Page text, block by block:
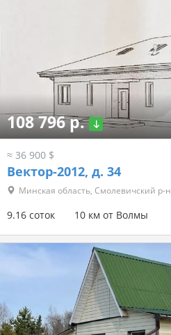
108 796 р.
≈ 36 900 $
Вектор-2012, д. 34
Минская область, Смолевичский р-н
9.16 соток 10 км от Волмы